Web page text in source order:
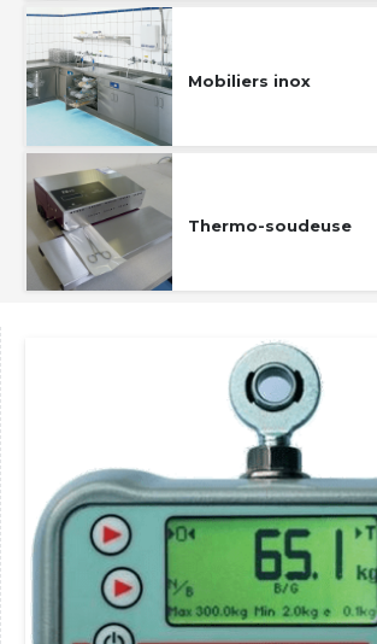
Mobiliers inox
Thermo-soudeuse